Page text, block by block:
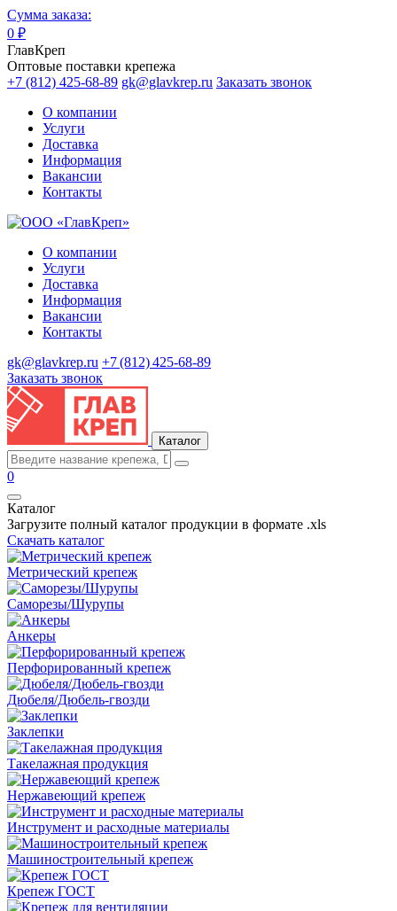
Сумма заказа:
0 ₽
ГлавКреп
Оптовые поставки крепежа
+7 (812) 425-68-89 gk@glavkrep.ru Заказать звонок
О компании
Услуги
Доставка
Информация
Вакансии
Контакты
О компании
Услуги
Доставка
Информация
Вакансии
Контакты
gk@glavkrep.ru +7 (812) 425-68-89
Заказать звонок
Каталог
0
Каталог
Загрузите полный каталог продукции в формате .xls
Скачать каталог
Метрический крепеж
Саморезы/Шурупы
Анкеры
Перфорированный крепеж
Дюбеля/Дюбель-гвозди
Заклепки
Такелажная продукция
Нержавеющий крепеж
Инструмент и расходные материалы
Машиностроительный крепеж
Крепеж ГОСТ